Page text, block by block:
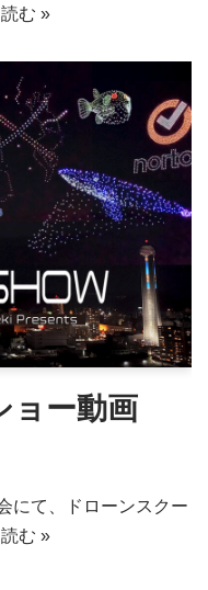
む »
ョー動画
にて、ドローンスクー
む »